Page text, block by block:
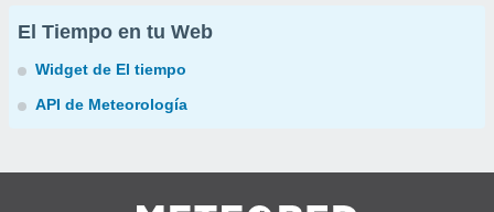
El Tiempo en tu Web
Widget de El tiempo
API de Meteorología